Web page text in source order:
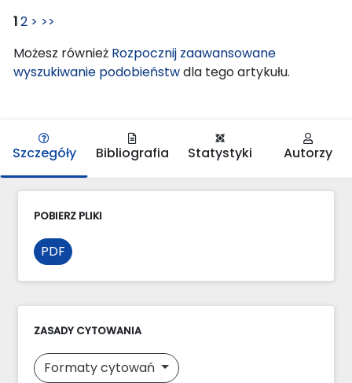
12 > >>
Możesz również Rozpocznij zaawansowane
wyszukiwanie podobieństwdla tego artykułu.
Szczegóły Bibliografia Statystyki Autorzy
POBIERZ PLIKI
PDF
ZASADY CYTOWANIA
Formaty cytowań